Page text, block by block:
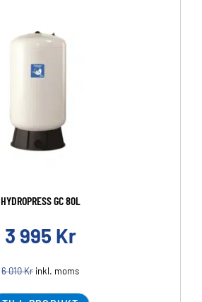
HYDROPRESS GC 80L
3 995 Kr
6 010Kr inkl. moms